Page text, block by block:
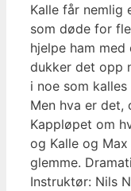
Kalle får nemlig
som døde for
hjelpe ham
dukker det opp
i noe som
Men hva er det,
Kappløpet om
og Kalle og
glemme.
Instruktør: Nils